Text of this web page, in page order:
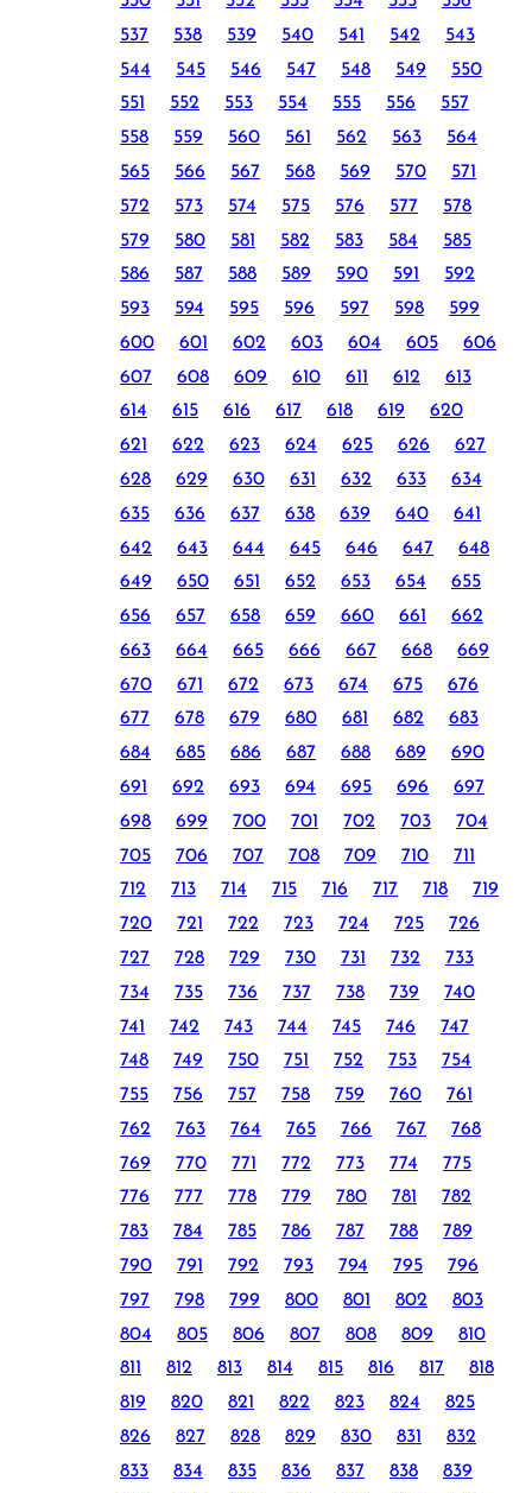
537
538 539 540 541 542
543
544
545 546 547 548 549
550
551
552 553 554 555 556
557
558
559 560 561 562 563
564
565
566 567 568 569 570
571
572
573 574 575 576 577
578
579
580 581 582 583 584
585
586
587 588 589 590 591
592
593
594 595 596 597 598
599
600
601 602 603 604 605
606
607
608 609 610 611 612
613
614
615 616 617 618 619
620
621
622 623 624 625 626
627
628
629 630 631 632 633
634
635
636 637 638 639 640
641
642
643 644 645 646 647
648
649
650 651 652 653 654
655
656
657 658 659 660 661
662
663
664 665 666 667 668
669
670
671 672 673 674 675
676
677
678 679 680 681 682
683
684
685 686 687 688 689
690
691
692 693 694 695 696
697
698
699 700 701 702 703
704
705
706 707 708 709 710
711
712
713 714 715 716 717 718
719
720
721 722 723 724 725
726
727
728 729 730 731 732
733
734
735 736 737 738 739
740
741
742 743 744 745 746
747
748
749 750 751 752 753
754
755
756 757 758 759 760
761
762
763 764 765 766 767
768
769
770 771 772 773 774
775
776
777 778 779 780 781
782
783
784 785 786 787 788
789
790
791 792 793 794 795
796
797
798 799 800 801 802
803
804
805 806 807 808 809
810
811
812 813 814 815 816 817
818
819
820 821 822 823 824
825
826
827 828 829 830 831
832
833
834 835 836 837 838
839